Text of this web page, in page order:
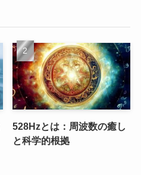
528Hzとは：周波数の癒し
と科学的根拠